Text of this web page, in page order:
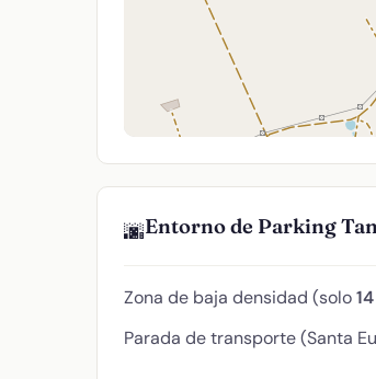
🌆Entorno de Parking
Zona de baja densidad (solo
Parada de transporte (Santa